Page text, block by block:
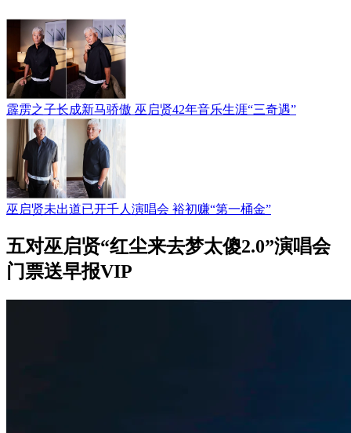
霹雳之子长成新马骄傲 巫启贤42年音乐生涯“三奇遇”
巫启贤未出道已开千人演唱会 裕初赚“第一桶金”
五对巫启贤“红尘来去梦太傻2.0”演唱会
门票送早报VIP